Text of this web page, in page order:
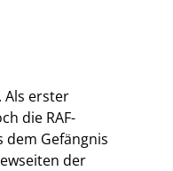
Als erster
die RAF-
Gefängnis
der